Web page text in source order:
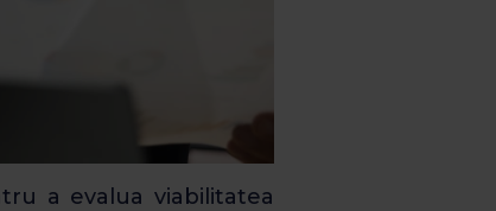
a evalua viabilitatea